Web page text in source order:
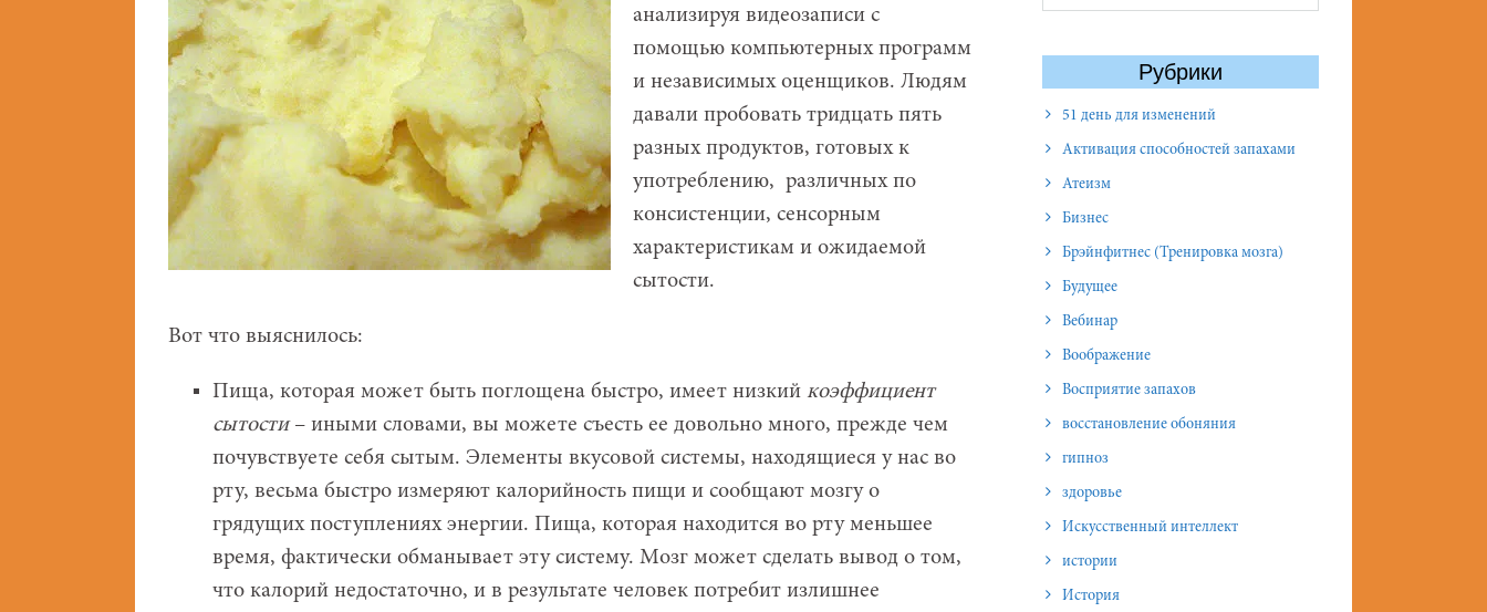
анализируя видеозаписи с
помощью компьютерных программ
и независимых оценщиков. Людям
давали пробовать тридцать пять
разных продуктов, готовых к
употреблению, различных по
консистенции, сенсорным
характеристикам и ожидаемой
сытости.
Вот что выяснилось:
Пища, которая может быть поглощена быстро, имеет низкий коэффициент
сытости– иными словами, вы можете съесть ее довольно много, прежде чем
почувствуете себя сытым. Элементы вкусовой системы, находящиеся у нас во
рту, весьма быстро измеряют калорийность пищи и сообщают мозгу о
грядущих поступлениях энергии. Пища, которая находится во рту меньшее
время, фактически обманывает эту систему. Мозг может сделать вывод о том,
что калорий недостаточно, и в результате человек потребит излишнее
Рубрики
51 день для изменений
Активация способностей запахами
Атеизм
Бизнес
Брэйнфитнес (Тренировка мозга)
Будущее
Вебинар
Воображение
Восприятие запахов
восстановление обоняния
гипноз
здоровье
Искусственный интеллект
истории
История